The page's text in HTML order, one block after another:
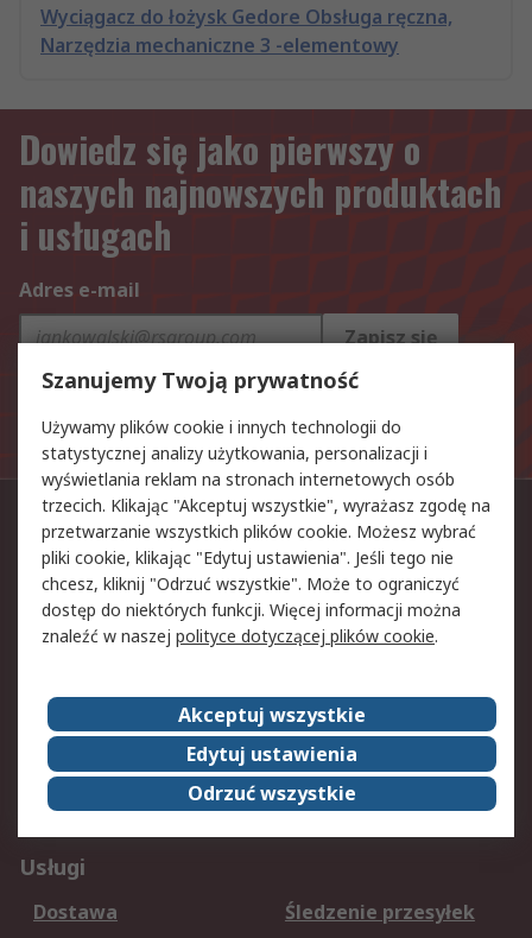
Wyciągacz do łożysk Gedore Obsługa ręczna,
Narzędzia mechaniczne 3 -elementowy
Dowiedz się jako pierwszy o
naszych najnowszych produktach
i usługach
Adres e-mail
Zapisz się
Dane osobowe przekazane nam podczas zapisywania się
na listę mailingową będą przetwarzane zgodnie z naszą
polityką prywatności.
Kontakt
22 22 3 11 11
bok@rspoland.com
Akceptujemy
Usługi
Dostawa
Śledzenie przesyłek
Szanujemy Twoją prywatność
Używamy plików cookie i innych technologii do
statystycznej analizy użytkowania, personalizacji i
wyświetlania reklam na stronach internetowych osób
trzecich. Klikając "Akceptuj wszystkie", wyrażasz zgodę na
przetwarzanie wszystkich plików cookie. Możesz wybrać
pliki cookie, klikając "Edytuj ustawienia". Jeśli tego nie
chcesz, kliknij "Odrzuć wszystkie". Może to ograniczyć
dostęp do niektórych funkcji. Więcej informacji można
znaleźć w naszej polityce dotyczącej plików cookie.
Akceptuj wszystkie
Edytuj ustawienia
Odrzuć wszystkie